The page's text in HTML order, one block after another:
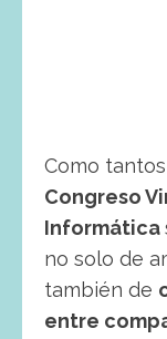
Como
Congreso
Informática
no solo de
también de
entre